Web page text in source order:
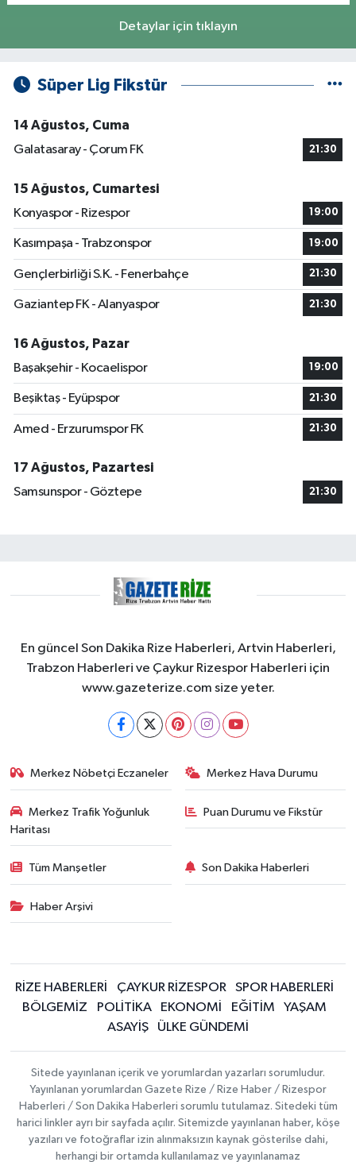
Detaylar için tıklayın
Süper Lig Fikstür
14 Ağustos, Cuma
Galatasaray - Çorum FK
21:30
15 Ağustos, Cumartesi
Konyaspor - Rizespor
19:00
Kasımpaşa - Trabzonspor 19:00
Gençlerbirliği S.K. - Fenerbahçe 21:30
Gaziantep FK - Alanyaspor 21:30
16 Ağustos, Pazar
Başakşehir - Kocaelispor
19:00
Beşiktaş - Eyüpspor 21:30
Amed - Erzurumspor FK 21:30
17 Ağustos, Pazartesi
Samsunspor - Göztepe
21:30
En güncel Son Dakika Rize Haberleri, Artvin Haberleri,
Trabzon Haberleri ve Çaykur Rizespor Haberleri için
www.gazeterize.com size yeter.
Merkez Nöbetçi Eczaneler Merkez Hava Durumu
Merkez Trafik Yoğunluk
Haritası
Puan Durumu ve Fikstür
Tüm Manşetler Son Dakika Haberleri
Haber Arşivi
RİZE HABERLERİ ÇAYKUR RİZESPOR
SPOR HABERLERİ
BÖLGEMİZ
POLİTİKA EKONOMİ EĞİTİM
YAŞAM
ASAYİŞ
ÜLKE GÜNDEMİ
Sitede yayınlanan içerik ve yorumlardan yazarları sorumludur.
Yayınlanan yorumlardan Gazete Rize / Rize Haber / Rizespor
Haberleri / Son Dakika Haberleri sorumlu tutulamaz. Sitedeki tüm
harici linkler ayrı bir sayfada açılır. Sitemizde yayınlanan haber, köşe
yazıları ve fotoğraflar izin alınmaksızın kaynak gösterilse dahi,
herhangi bir ortamda kullanılamaz ve yayınlanamaz